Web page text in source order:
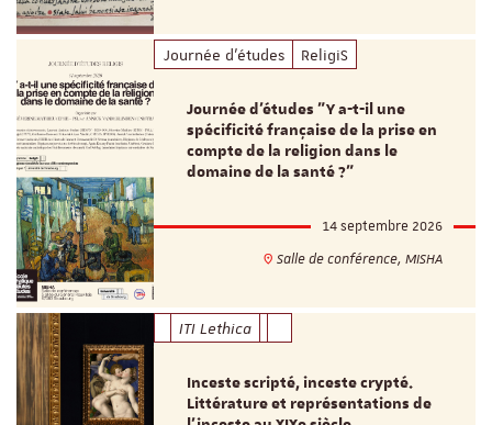
Journée d'études ReligiS
Journée d’études "Y a-t-il une
spécificité française de la prise en
compte de la religion dans le
domaine de la santé ?"
14 septembre 2026
Salle de conférence, MISHA
ITI Lethica
Inceste scripté, inceste crypté.
Littérature et représentations de